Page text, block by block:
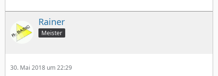
Rainer
Meister
30. Mai 2018 um 22:29